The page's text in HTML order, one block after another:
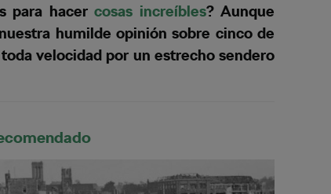
para hacer cosas increíbles? Aunque
humilde opinión sobre cinco de
velocidad por un estrecho sendero